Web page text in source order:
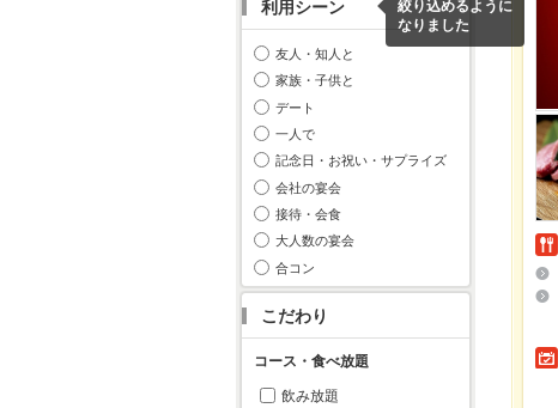
利用シーン
絞り込めるように
なりました
友人・知人と
家族・子供と
デート
一人で
記念日・お祝い・サプライズ
会社の宴会
接待・会食
大人数の宴会
合コン
こだわり
コース・食べ放題
飲み放題